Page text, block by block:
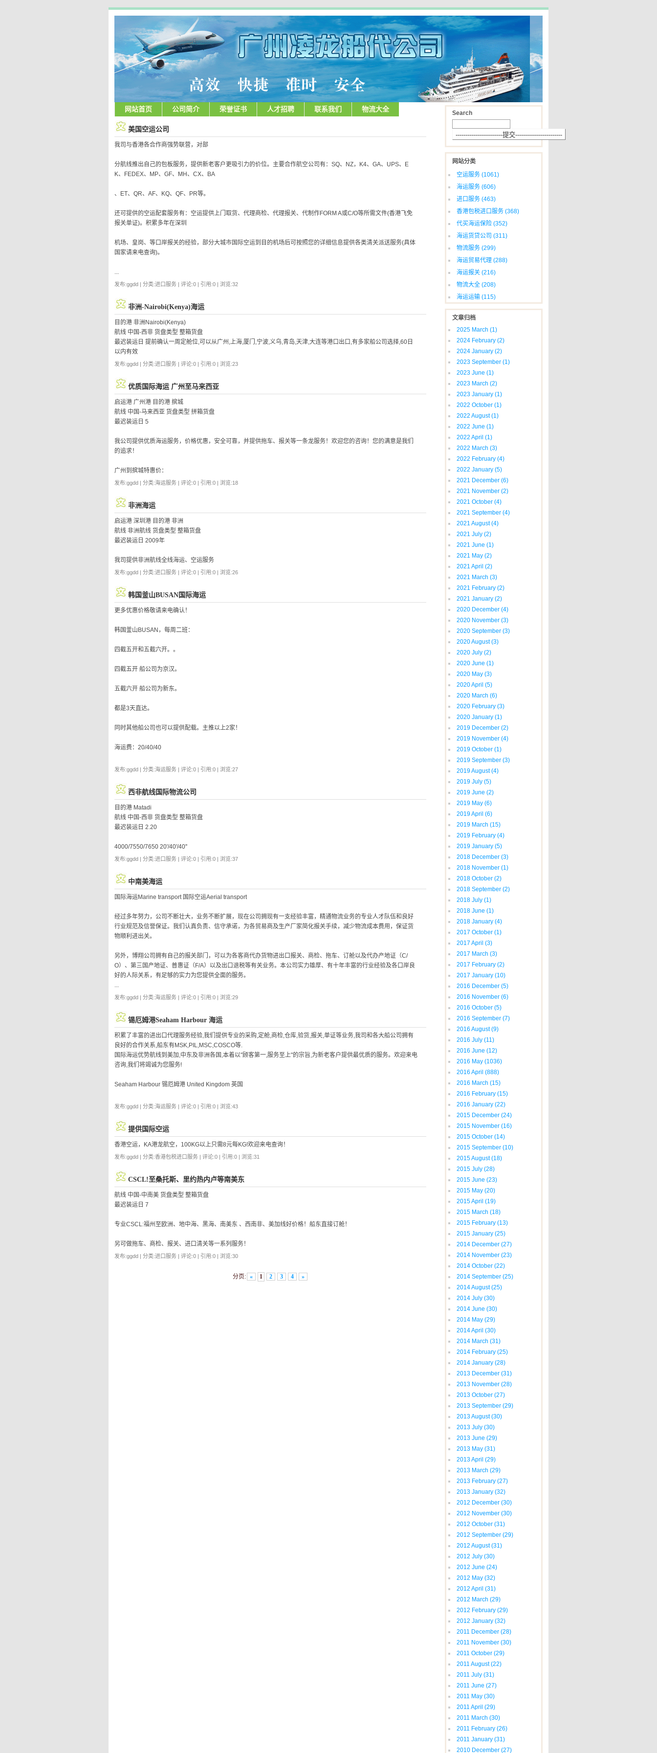
网站首页 公司简介 荣誉证书 人才招聘 联系我们 物流大全
美国空运公司
我司与香港各合作商强势联营，对部
分航线推出自己的包板服务，提供新老客户更吸引力的价位。主要合作航空公司有：SQ、NZ，K4、GA、UPS、E
K、FEDEX、MP、GF、MH、CX、BA
、ET、QR、AF、KQ、QF、PR等。
还可提供的空运配套服务有：空运提供上门取货、代理商检、代理报关、代制作FORM A或C/O等所需文件(香港飞免
报关单证)。积累多年在深圳
机场、皇岗、等口岸报关的经验，部分大城市国际空运到目的机场后可按照您的详细信息提供各类清关派送服务(具体
国家请来电查询)。
...
发布:ggdd | 分类:进口服务 | 评论:0 | 引用:0 | 浏览:32
非洲-Nairobi(Kenya)海运
目的港 非洲Nairobi(Kenya)
航线 中国-西非 货盘类型 整箱货盘
最迟装运日 提前确认一周定舱位,可以从广州,上海,厦门,宁波,义乌,青岛,天津,大连等港口出口,有多家船公司选择,60日
以内有效
发布:ggdd | 分类:进口服务 | 评论:0 | 引用:0 | 浏览:23
优质国际海运 广州至马来西亚
启运港 广州港 目的港 摈城
航线 中国-马来西亚 货盘类型 拼箱货盘
最迟装运日 5
我公司提供优质海运服务，价格优惠，安全可靠，并提供拖车、报关等一条龙服务！欢迎您的咨询！您的满意是我们
的追求！
广州到摈城特惠价：
发布:ggdd | 分类:海运服务 | 评论:0 | 引用:0 | 浏览:18
非洲海运
启运港 深圳港 目的港 非洲
航线 非洲航线 货盘类型 整箱货盘
最迟装运日 2009年
我司提供非洲航线全线海运、空运服务
发布:ggdd | 分类:进口服务 | 评论:0 | 引用:0 | 浏览:26
韩国釜山BUSAN国际海运
更多优惠价格敬请来电确认！
韩国釜山BUSAN，每周二班：
四截五开和五截六开。。
四截五开 船公司为京汉。
五截六开 船公司为新东。
都是3天直达。
同时其他船公司也可以提供配载。主推以上2家！
海运费：20/40/40
发布:ggdd | 分类:海运服务 | 评论:0 | 引用:0 | 浏览:27
西非航线国际物流公司
目的港 Matadi
航线 中国-西非 货盘类型 整箱货盘
最迟装运日 2.20
4000/7550/7650 20'/40'/40''
发布:ggdd | 分类:进口服务 | 评论:0 | 引用:0 | 浏览:37
中南美海运
国际海运Marine transport 国际空运Aerial transport
经过多年努力，公司不断壮大，业务不断扩展，现在公司拥现有一支经验丰富，精通物流业务的专业人才队伍和良好
行业规范及信誉保证。我们认真负责、信守承诺，为各贸易商及生产厂家简化报关手续，减少物流成本费用，保证货
物顺利进出关。
另外，博翔公司拥有自己的报关部门，可以为各客商代办货物进出口报关、商检、拖车、订舱以及代办产地证（C/
O）、第三国产地证、普惠证（F/A）以及出口退税等有关业务。本公司实力雄厚、有十年丰富的行业经验及各口岸良
好的人际关系，有足够的实力为您提供全面的服务。
...
发布:ggdd | 分类:海运服务 | 评论:0 | 引用:0 | 浏览:29
锡厄姆港Seaham Harbour 海运
积累了丰富的进出口代理服务经验,我们提供专业的采购,定舱,商检,仓库,验货,报关,单证等业务,我司和各大船公司拥有
良好的合作关系,船东有MSK,PIL,MSC,COSCO等.
国际海运优势航线到美加,中东及非洲各国,本着以"顾客第一,服务至上"的宗旨,为新老客户提供最优质的服务。欢迎来电
咨询,我们将竭诚为您服务!
Seaham Harbour 锡厄姆港 United Kingdom 英国
发布:ggdd | 分类:海运服务 | 评论:0 | 引用:0 | 浏览:43
提供国际空运
香港空运，KA港龙航空，100KG以上只需8元每KG!欢迎来电查询！
发布:ggdd | 分类:香港包税进口服务 | 评论:0 | 引用:0 | 浏览:31
CSCL!至桑托斯、里约热内卢等南美东
航线 中国-中南美 货盘类型 整箱货盘
最迟装运日 7
专业CSCL:福州至欧洲、地中海、黑海、南美东 、西南非、美加线好价格！船东直接订舱！
另可做拖车、商检、报关、进口清关等一系列服务！
发布:ggdd | 分类:进口服务 | 评论:0 | 引用:0 | 浏览:30
分页: « 1 2 3 4 »
Search
网站分类
空运服务 (1061)
海运服务 (606)
进口服务 (463)
香港包税进口服务 (368)
代买海运保险 (352)
海运货贷公司 (311)
物流服务 (299)
海运贸易代理 (288)
海运报关 (216)
物流大全 (208)
海运运输 (115)
文章归档
2025 March (1)
2024 February (2)
2024 January (2)
2023 September (1)
2023 June (1)
2023 March (2)
2023 January (1)
2022 October (1)
2022 August(1)
2022 June (1)
2022 April (1)
2022 March (3)
2022 February (4)
2022 January (5)
2021 December (6)
2021 November (2)
2021 October (4)
2021 September (4)
2021 August(4)
2021 July (2)
2021 June (1)
2021 May (2)
2021 April (2)
2021 March (3)
2021 February (2)
2021 January (2)
2020 December (4)
2020 November (3)
2020 September (3)
2020 August(3)
2020 July (2)
2020 June (1)
2020 May (3)
2020 April (5)
2020 March (6)
2020 February (3)
2020 January (1)
2019 December (2)
2019 November (4)
2019 October (1)
2019 September (3)
2019 August(4)
2019 July (5)
2019 June (2)
2019 May (6)
2019 April (6)
2019 March (15)
2019 February (4)
2019 January (5)
2018 December (3)
2018 November (1)
2018 October (2)
2018 September (2)
2018 July (1)
2018 June (1)
2018 January (4)
2017 October (1)
2017 April (3)
2017 March (3)
2017 February (2)
2017 January (10)
2016 December (5)
2016 November (6)
2016 October (5)
2016 September (7)
2016 August(9)
2016 July (11)
2016 June (12)
2016 May (1036)
2016 April (888)
2016 March (15)
2016 February (15)
2016 January (22)
2015 December (24)
2015 November (16)
2015 October (14)
2015 September (10)
2015 August(18)
2015 July (28)
2015 June (23)
2015 May (20)
2015 April (19)
2015 March (18)
2015 February (13)
2015 January (25)
2014 December (27)
2014 November (23)
2014 October (22)
2014 September (25)
2014 August(25)
2014 July (30)
2014 June (30)
2014 May (29)
2014 April (30)
2014 March (31)
2014 February (25)
2014 January (28)
2013 December (31)
2013 November (28)
2013 October (27)
2013 September (29)
2013 August(30)
2013 July (30)
2013 June (29)
2013 May (31)
2013 April (29)
2013 March (29)
2013 February (27)
2013 January (32)
2012 December (30)
2012 November (30)
2012 October (31)
2012 September (29)
2012 August(31)
2012 July (30)
2012 June (24)
2012 May (32)
2012 April (31)
2012 March (29)
2012 February (29)
2012 January (32)
2011 December (28)
2011 November (30)
2011 October (29)
2011 August(22)
2011 July (31)
2011 June (27)
2011 May (30)
2011 April (29)
2011 March (30)
2011 February (26)
2011 January (31)
2010 December (27)